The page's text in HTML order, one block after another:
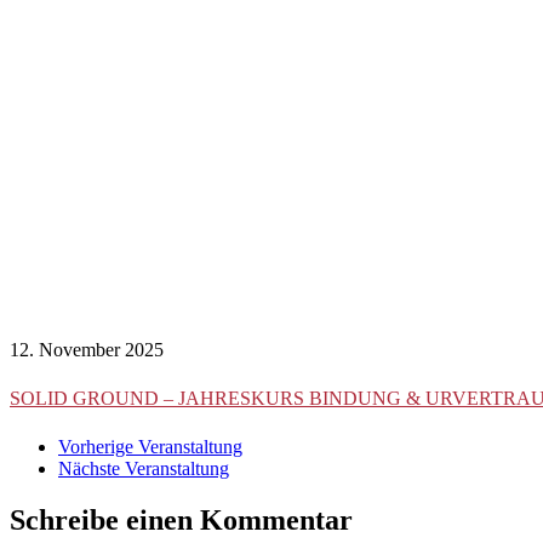
12. November 2025
SOLID GROUND – JAHRESKURS BINDUNG &
Vorherige Veranstaltung
Nächste Veranstaltung
Schreibe einen Kommentar